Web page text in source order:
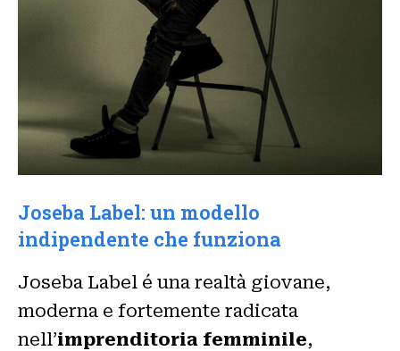
Joseba Label: un modello
indipendente che funziona
Joseba Label é una realtà giovane,
moderna e fortemente radicata
nell’imprenditoria femminile,